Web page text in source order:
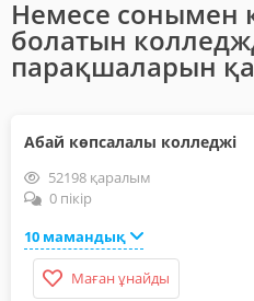
Немесе сонымен
болатын
парақшаларын
Абай көпсалалы колледжі
52198 қаралым
0 пікір
10 мамандық
Маған ұнайды